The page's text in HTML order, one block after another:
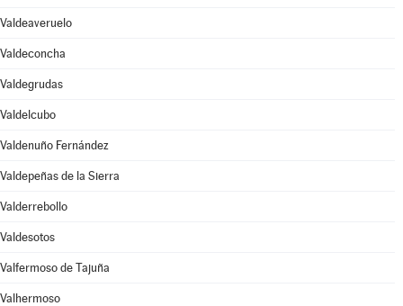
Valdeaveruelo
Valdeconcha
Valdegrudas
Valdelcubo
Valdenuño Fernández
Valdepeñas de la Sierra
Valderrebollo
Valdesotos
Valfermoso de Tajuña
Valhermoso